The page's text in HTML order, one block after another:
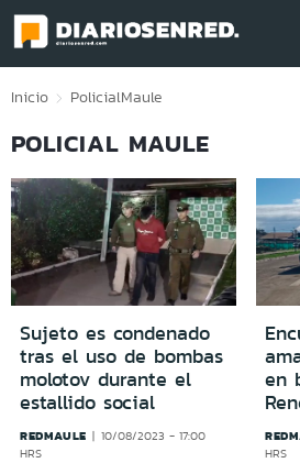
Click acá para ir directamente al
Inicio PolicialMaule
POLICIAL MAULE
Sujeto es condenado
tras el uso de bombas
molotov durante el
estallido social
REDMAULE
10/08/2023 - 17:00
HRS
en
HRS